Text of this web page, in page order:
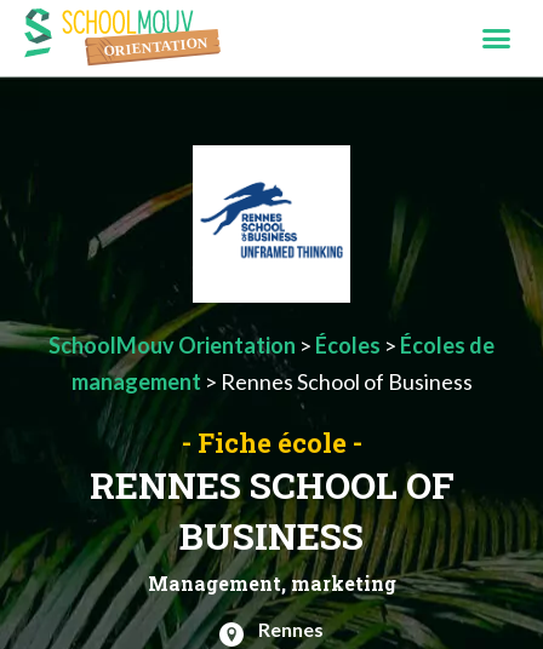
SchoolMouv Orientation > Écoles > Écoles de
management > Rennes School of Business
- Fiche école -
RENNES SCHOOL OF
BUSINESS
Management, marketing
Rennes